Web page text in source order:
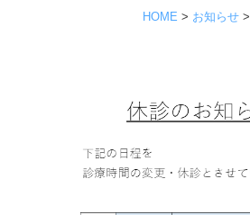
HOME > お知らせ>